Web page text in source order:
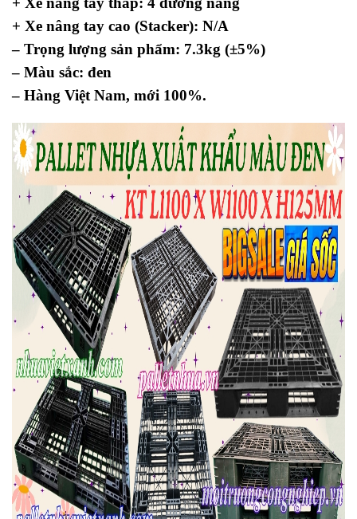
+ Xe nâng tay cao (Stacker): N/A
– Trọng lượng sản phẩm: 7.3kg (±5%)
– Màu sắc: đen
– Hàng Việt Nam, mới 100%.